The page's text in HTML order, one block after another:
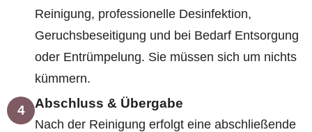
Reinigung, professionelle Desinfektion,
Geruchsbeseitigung und bei Bedarf Entsorgung
oder Entrümpelung. Sie müssen sich um nichts
kümmern.
4 Abschluss & Übergabe
Nach der Reinigung erfolgt eine abschließende